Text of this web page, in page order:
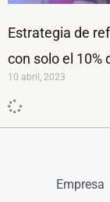
Estrategia de
con solo el 10%
10 abril, 2023
Empresa